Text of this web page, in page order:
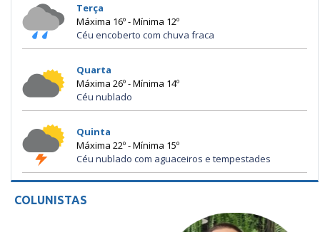
Terça
Máxima 16º - Mínima 12º
Céu encoberto com chuva fraca
Quarta
Máxima 26º - Mínima 14º
Céu nublado
Quinta
Máxima 22º - Mínima 15º
Céu nublado com aguaceiros e tempestades
COLUNISTAS